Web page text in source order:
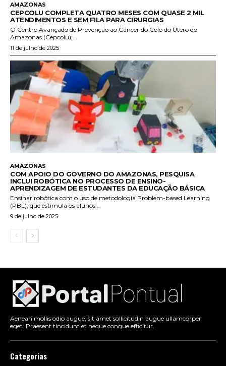
AMAZONAS
CEPCOLU COMPLETA QUATRO MESES COM QUASE 2 MIL
ATENDIMENTOS E SEM FILA PARA CIRURGIAS
O Centro Avançado de Prevenção ao Câncer do Colo do Útero do
Amazonas (Cepcolu),...
11 de julho de 2025
AMAZONAS
COM APOIO DO GOVERNO DO AMAZONAS, PESQUISA
INCLUI ROBÓTICA NO PROCESSO DE ENSINO-
APRENDIZAGEM DE ESTUDANTES DA EDUCAÇÃO BÁSICA
Ensinar robótica com o uso de metodologia Problem-based Learning
(PBL), que estimula os alunos...
9 de julho de 2025
Aenean mollis odio augue, sit amet sollicitudin augue ullamcorper
eget. Praesent tincidunt et neque congue efficitur.
Categorias